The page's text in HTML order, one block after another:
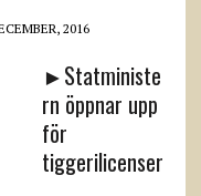
2016
►Statministe
rn öppnar upp
för
tiggerilicenser